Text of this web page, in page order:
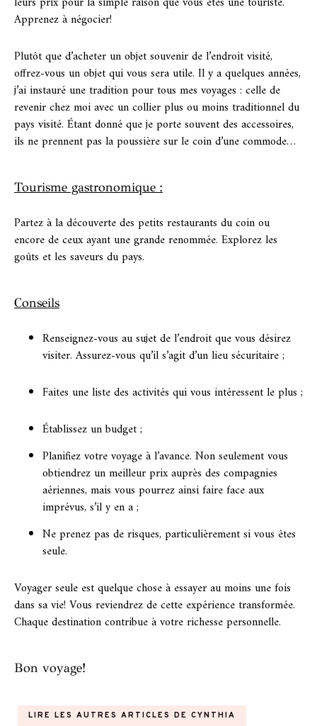
Apprenez à négocier!
Plutôt que d’acheter un objet souvenir de l’endroit visité,
offrez-vous un objet qui vous sera utile. Il y a quelques années,
j’ai instauré une tradition pour tous mes voyages : celle de
revenir chez moi avec un collier plus ou moins traditionnel du
pays visité. Étant donné que je porte souvent des accessoires,
ils ne prennent pas la poussière sur le coin d’une commode…
Tourisme gastronomique :
Partez à la découverte des petits restaurants du coin ou
encore de ceux ayant une grande renommée. Explorez les
goûts et les saveurs du pays.
Conseils
Renseignez-vous au sujet de l’endroit que vous désirez
visiter. Assurez-vous qu’il s’agit d’un lieu sécuritaire ;
Faites une liste des activités qui vous intéressent le plus ;
Établissez un budget ;
Planifiez votre voyage à l’avance. Non seulement vous
obtiendrez un meilleur prix auprès des compagnies
aériennes, mais vous pourrez ainsi faire face aux
imprévus, s’il y en a ;
Ne prenez pas de risques, particulièrement si vous êtes
seule.
Voyager seule est quelque chose à essayer au moins une fois
dans sa vie! Vous reviendrez de cette expérience transformée.
Chaque destination contribue à votre richesse personnelle.
Bon voyage!
LIRE LES AUTRES ARTICLES DE CYNTHIA